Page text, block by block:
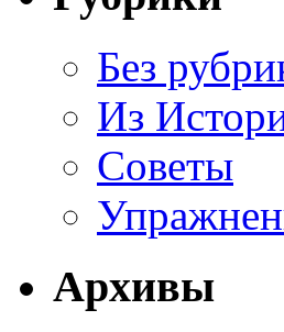
Без
Из
Советы
Архивы